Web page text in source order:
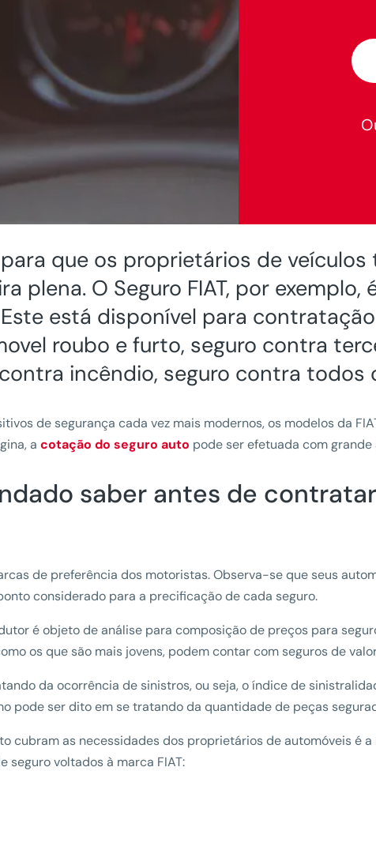
para que os proprietários de
plena. O Seguro FIAT, por
está disponível para
roubo e furto, seguro contra
incêndio, seguro contra todos
de segurança cada vez mais modernos, os modelos da
a cotação do seguro auto pode ser efetuada com
saber antes de contratar
de preferência dos motoristas. Observa-se que seus
considerado para a precificação de cada seguro.
é objeto de análise para composição de preços para
os que são mais jovens, podem contar com seguros de
da ocorrência de sinistros, ou seja, o índice de
pode ser dito em se tratando da quantidade de peças
cubram as necessidades dos proprietários de automóveis é
seguro voltados à marca FIAT: